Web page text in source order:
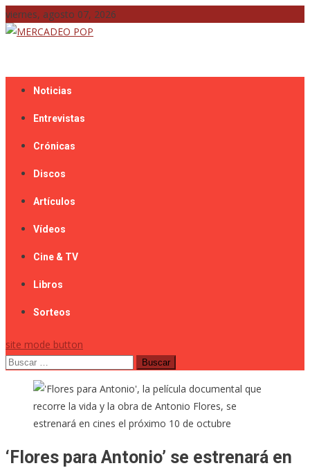
Skip
to
viernes, agosto 07, 2026
Noticias
Entrevistas
Crónicas
Discos
Artículos
Vídeos
Cine & TV
Libros
Sorteos
site mode button
Buscar:
‘Flores para Antonio’ se estrenará en